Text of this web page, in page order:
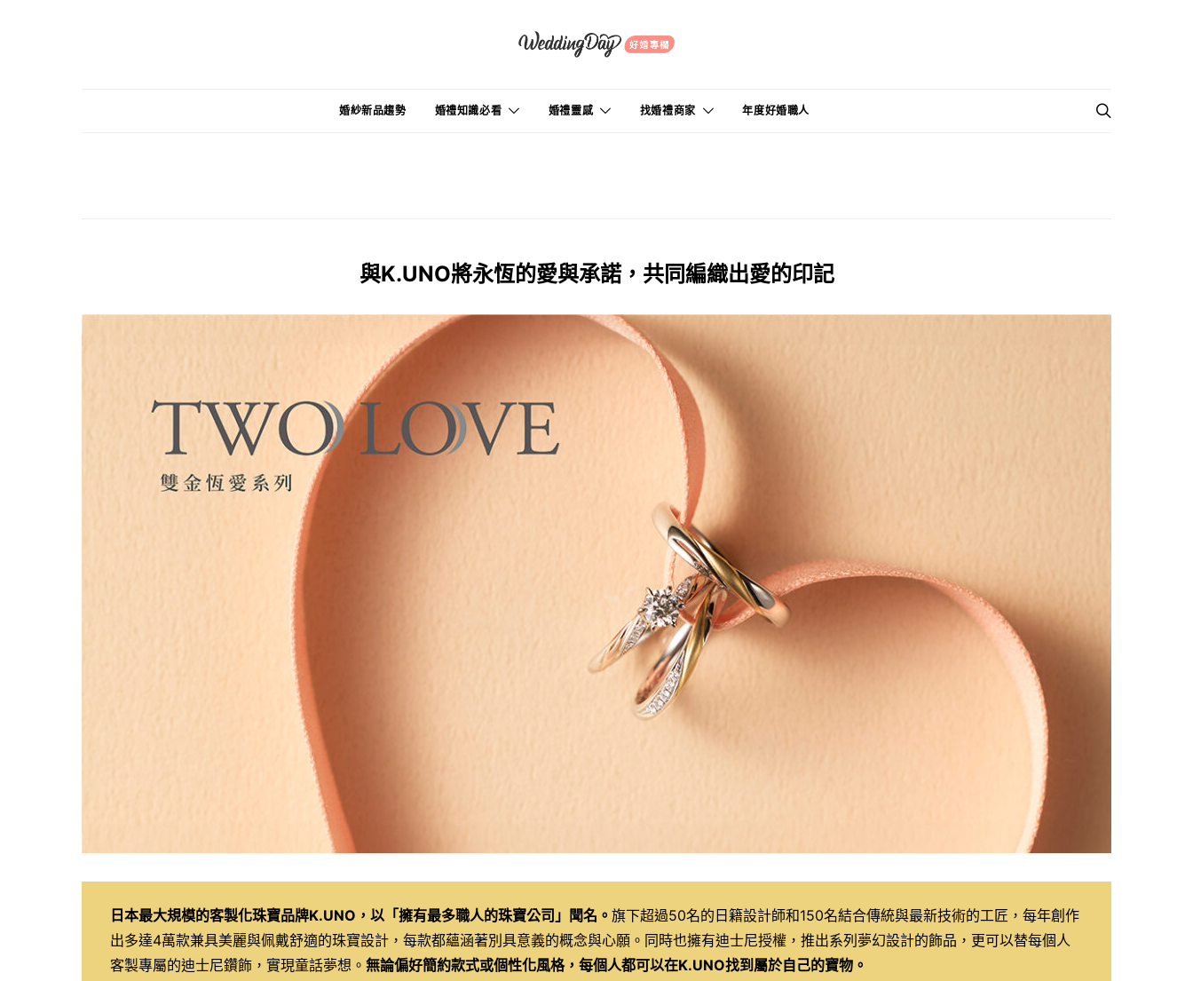
婚紗新品趨勢 婚禮知識必看 婚禮靈感 找婚禮商家 年度好婚職人
與K.UNO將永恆的愛與承諾，共同編織出愛的印記
日本最大規模的客製化珠寶品牌K.UNO，以「擁有最多職人的珠寶公司」聞名。 旗下超過50名的日籍設計師和150名結合傳統與最新技術的工匠，每年創作
出多達4萬款兼具美麗與佩戴舒適的珠寶設計，每款都蘊涵著別具意義的概念與心願。同時也擁有迪士尼授權，推出系列夢幻設計的飾品，更可以替每個人
客製專屬的迪士尼鑽飾，實現童話夢想。 無論偏好簡約款式或個性化風格，每個人都可以在K.UNO找到屬於自己的寶物。